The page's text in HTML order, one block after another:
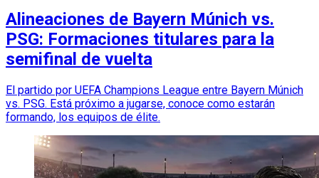
Alineaciones de Bayern Múnich vs.
PSG: Formaciones titulares para la
semifinal de vuelta
El partido por UEFA Champions League entre Bayern Múnich
vs. PSG. Está próximo a jugarse, conoce como estarán
formando, los equipos de élite.